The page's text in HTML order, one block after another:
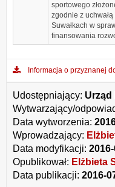
sportowego
zgodnie z
Suwałkach w
finansowania
Informacja o przyznanej
Udostępniający: Urząd
Wytwarzający/
Data wytworzenia:
Wprowadzający:
Data modyfikacji:
Opublikował: Elżbieta
Data publikacji: 2016-